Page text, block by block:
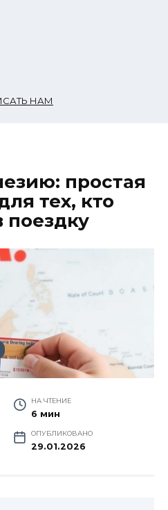
НАМ
простая
тех, кто
поездку
НА ЧТЕНИЕ
6 мин
ОПУБЛИКОВАНО
29.01.2026